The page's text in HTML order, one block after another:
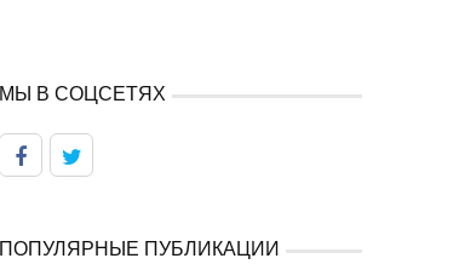
МЫ В СОЦСЕТЯХ
ПОПУЛЯРНЫЕ ПУБЛИКАЦИИ